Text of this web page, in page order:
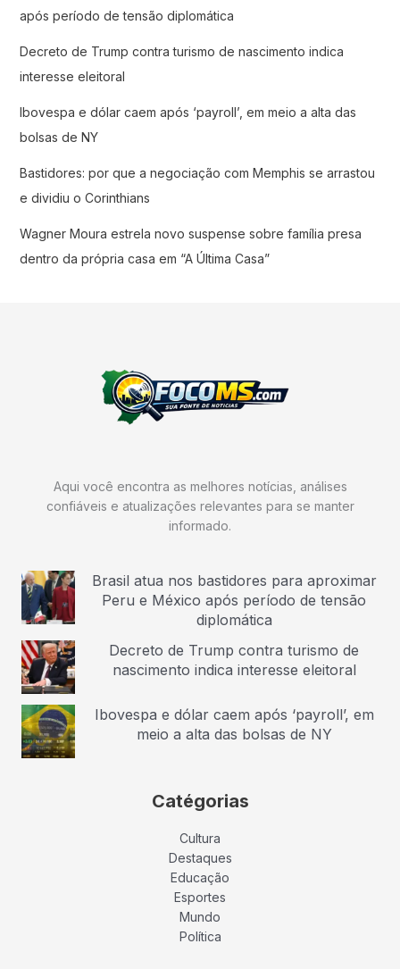
após período de tensão diplomática
Decreto de Trump contra turismo de nascimento indica
interesse eleitoral
Ibovespa e dólar caem após ‘payroll’, em meio a alta das
bolsas de NY
Bastidores: por que a negociação com Memphis se arrastou
e dividiu o Corinthians
Wagner Moura estrela novo suspense sobre família presa
dentro da própria casa em “A Última Casa”
Aqui você encontra as melhores notícias, análises
confiáveis e atualizações relevantes para se manter
informado.
Brasil atua nos bastidores para aproximar
Peru e México após período de tensão
diplomática
Decreto de Trump contra turismo de
nascimento indica interesse eleitoral
Ibovespa e dólar caem após ‘payroll’, em
meio a alta das bolsas de NY
Catégorias
Cultura
Destaques
Educação
Esportes
Mundo
Política